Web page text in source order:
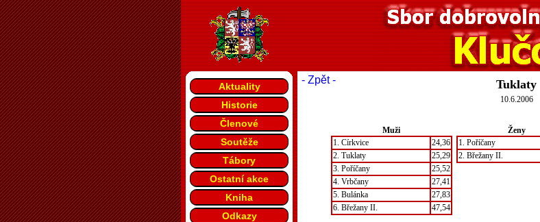
- Zpět - Tuklaty
10.6.2006
Muži
1. Církvice
24,36
2. Tuklaty
25,29
3. Poříčany
25,52
4. Vrbčany
27,41
5. Bulánka
27,83
6. Břežany II.
47,54
Ženy
1. Poříčany
2. Břežany II.
Aktuality
Historie
Členové
Soutěže
Tábory
Ostatní akce
Kniha
Odkazy